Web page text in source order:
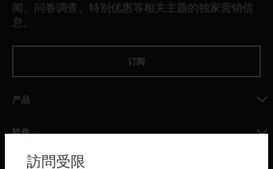
闻、问卷调查、特别优惠等相关主题的独家营销信
息。
订阅
产品
软件
toggle view
服务訪問受限